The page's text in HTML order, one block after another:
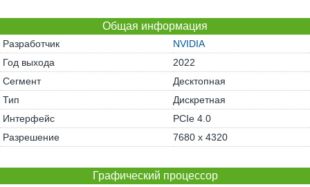
Общая информация
Разработчик
NVIDIA
Год выхода
2022
Сегмент
Десктопная
Тип
Дискретная
Интерфейс
PCIe 4.0
Разрешение
7680 x 4320
Графический процессор